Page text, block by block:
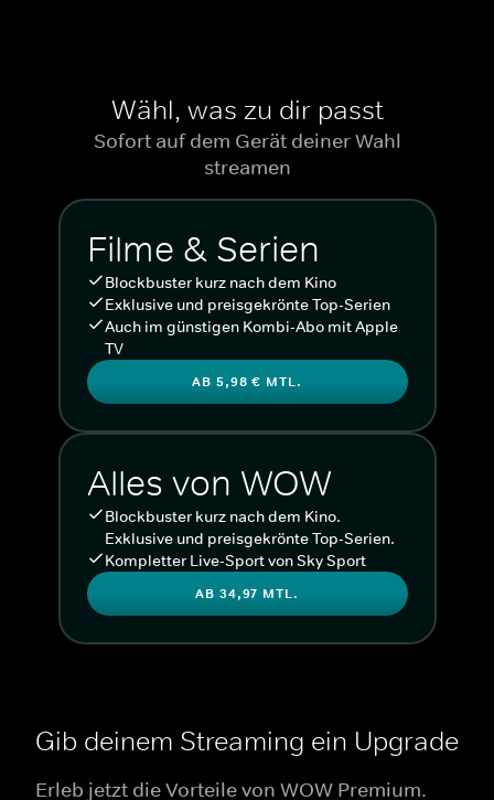
Wähl, was zu dir passt
Sofort auf dem Gerät deiner Wahl
streamen
Filme & Serien
Blockbuster kurz nach dem Kino
Exklusive und preisgekrönte Top-Serien
Auch im günstigen Kombi-Abo mit Apple
TV
AB 5,98 € MTL.
Alles von WOW
Blockbuster kurz nach dem Kino.
Exklusive und preisgekrönte Top-Serien.
Kompletter Live-Sport von Sky Sport
AB 34,97 MTL.
Gib deinem Streaming ein Upgrade
Erleb jetzt die Vorteile von WOW Premium.